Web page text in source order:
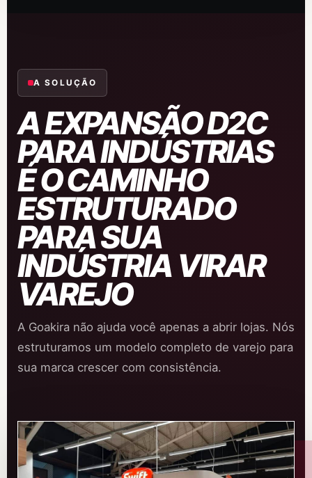
A SOLUÇÃO
A EXPANSÃO D2C
PARA INDÚSTRIAS
É O CAMINHO
ESTRUTURADO
PARA SUA
INDÚSTRIA VIRAR
VAREJO
A Goakira não ajuda você apenas a abrir lojas. Nós
estruturamos um modelo completo de varejo para
sua marca crescer com consistência.